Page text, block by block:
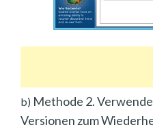
b) Methode 2.
Versionen zum